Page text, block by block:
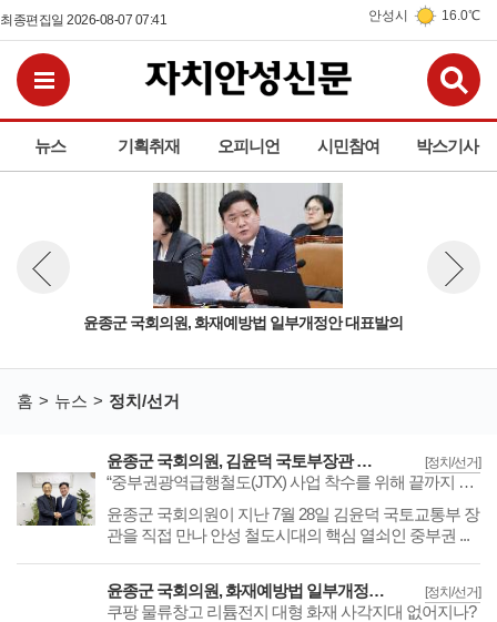
최종편집일 2026-08-07 07:41 안성시 16.0℃
뉴스 기획취재 오피니언 시민참여 박스기사
전체메뉴보기
윤종군 국회의원, 화재예방법 일부개정안 대표발의
뉴스 이전보기
홈 뉴스 정치/선거
[정치/선거]
윤종군 국회의원, 김윤덕 국토부장관 만나 ‘JTX 민자적격성 조사 통과 협력’협의
“중부권광역급행철도(JTX) 사업 착수를 위해 끝까지 책임지고 완수하겠다”
​​​​​​​윤종군 국회의원이 지난 7월 28일 김윤덕 국토교통부 장
관을 직접 만나 안성 철도시대의 핵심 열쇠인 중부권 ...
[정치/선거]
윤종군 국회의원, 화재예방법 일부개정안 대표발의
쿠팡 물류창고 리튬전지 대형 화재 사각지대 없어지나?